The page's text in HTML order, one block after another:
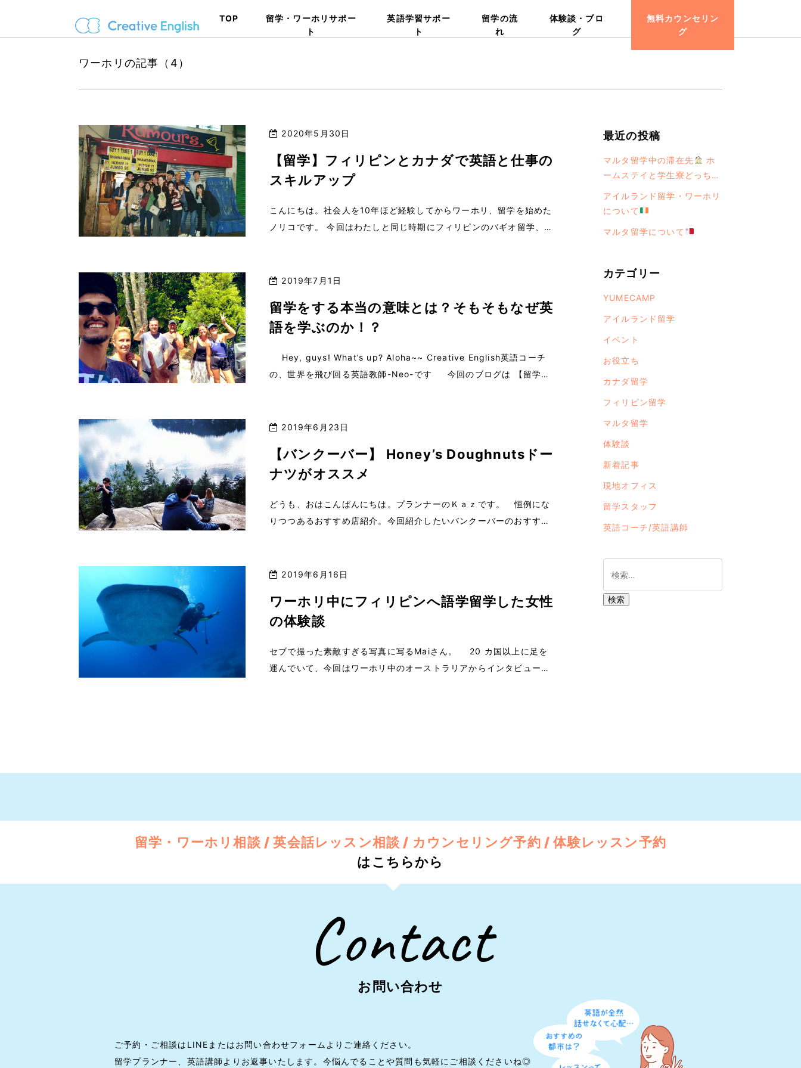
TOP
留学・ワーホリサポー
ト
英語学習サポー
ト
留学の流
れ
体験談・ブロ
グ
無料カウンセリン
グ
ワーホリの記事（4）
2020年5月30日
【留学】フィリピンとカナダで英語と仕事の
スキルアップ
こんにちは。社会人を10年ほど経験してからワーホリ、留学を始めた
ノリコです。 今回はわたしと同じ時期にフィリピンのバギオ留学、そ
2019年7月1日
留学をする本当の意味とは？そもそもなぜ英
語を学ぶのか！？
Hey, guys! What’s up? Aloha~~ Creative English英語コーチ
の、世界を飛び回る英語教師-Neo-です 今回のブログは 【留学を
2019年6月23日
【バンクーバー】 Honey’s Doughnutsドー
ナツがオススメ
どうも、おはこんばんにちは。プランナーのＫａｚです。 恒例にな
りつつあるおすすめ店紹介。今回紹介したいバンクーバーのおすすめ
2019年6月16日
ワーホリ中にフィリピンへ語学留学した女性
の体験談
セブで撮った素敵すぎる写真に写るMaiさん。 20 カ国以上に足を
運んでいて、今回はワーホリ中のオーストラリアからインタビューを
最近の投稿
マルタ留学中の滞在先
ホ
ームステイと学生寮どっちが
アイルランド留学・ワーホリ
について
マルタ留学について
カテゴリー
YUMECAMP
アイルランド留学
イベント
お役立ち
カナダ留学
フィリピン留学
マルタ留学
体験談
新着記事
現地オフィス
留学スタッフ
英語コーチ/英語講師
留学・ワーホリ相談 / 英会話レッスン相談 / カウンセリング予約 / 体験レッスン予約
はこちらから
Contact
お問い合わせ
ご予約・ご相談はLINEまたはお問い合わせフォームよりご連絡ください。
留学プランナー、英語講師よりお返事いたします。今悩んでることや質問も気軽にご相談くださいね◎